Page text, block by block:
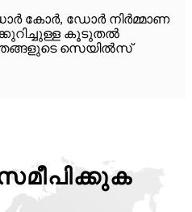
കോർ, ഡോർ നിർമ്മാണ
കൂടുതൽ
സെയിൽസ്